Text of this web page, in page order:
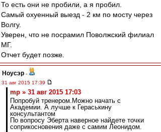
То есть они не пробили, а я пробил.
Самый охуенный выезд - 2 км по мосту через
Волгу.
Уверен, что не посрамил Поволжский филиал
МГ.
Отчет будет позже.
Ноусэр -
31 авг 2015 17:39
mp » 31 авг 2015 17:03
Попробуй тренером.Можно начать с
Академии. А лучше к Гераськину
консультантом
По вопросу Эберта наверное найдете точки
соприкосновения даже с самим Леонидом.